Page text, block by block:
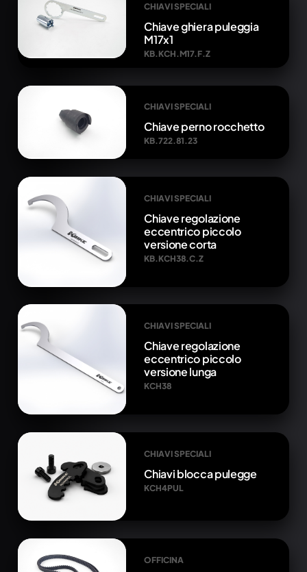
CHIAVI SPECIALI
Chiave ghiera puleggia
M17x1
KB.KCH.M17.F.Z
CHIAVI SPECIALI
Chiave perno rocchetto
KB.722.81.23
CHIAVI SPECIALI
Chiave regolazione
eccentrico piccolo
versione corta
KB.KCH38.C.Z
CHIAVI SPECIALI
Chiave regolazione
eccentrico piccolo
versione lunga
KCH38
CHIAVI SPECIALI
Chiavi blocca pulegge
KCH4PUL
OFFICINA